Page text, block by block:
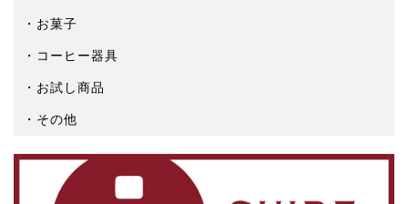
お菓子
コーヒー器具
お試し商品
その他